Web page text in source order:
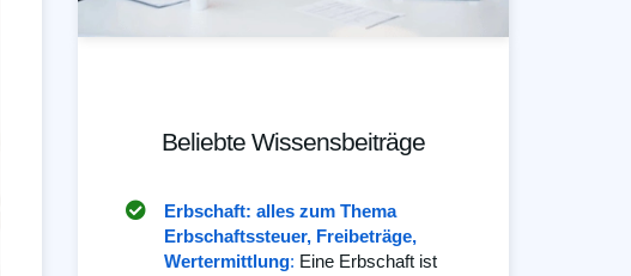
Beliebte Wissensbeiträge
Erbschaft: alles zum Thema
Erbschaftssteuer, Freibeträge,
Wertermittlung: Eine Erbschaft ist